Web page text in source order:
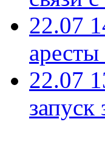
22.07
22.07
запуск